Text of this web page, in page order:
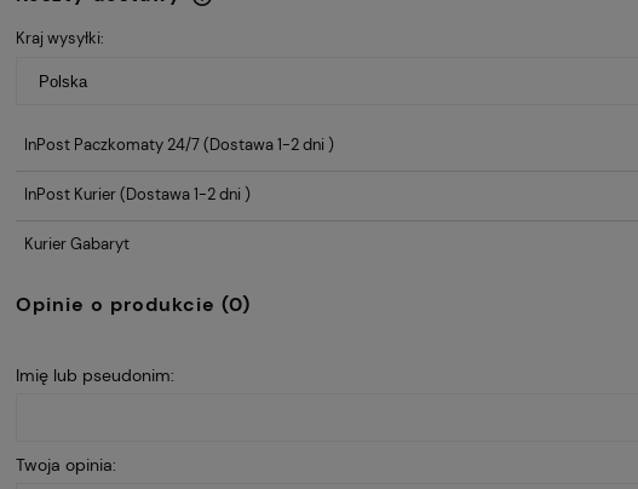
Kraj wysyłki:
InPost Paczkomaty 24/7(Dostawa 1-2 dni )
InPost Kurier(Dostawa 1-2 dni )
Kurier Gabaryt
Opinie o produkcie (0)
Imię lub pseudonim:
Twoja opinia: